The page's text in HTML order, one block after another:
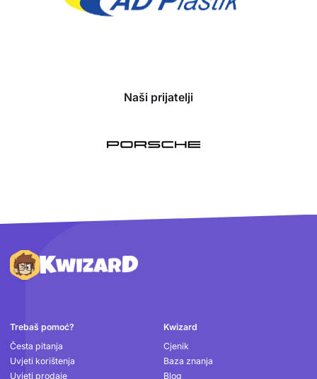
Naši prijatelji
Podnožje
Trebaš pomoć?
Česta pitanja
Uvjeti korištenja
Uvjeti prodaje
Kwizard
Cjenik
Baza znanja
Blog